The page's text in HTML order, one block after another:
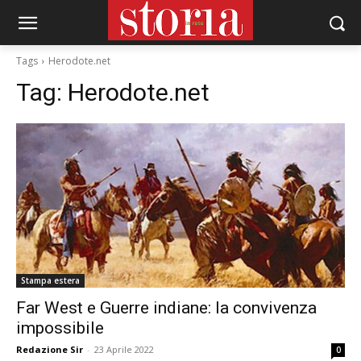
Tags Herodote.net
Tag: Herodote.net
Stampa estera
Far West e Guerre indiane: la convivenza
impossibile
Redazione Sir - 23 Aprile 2022 0